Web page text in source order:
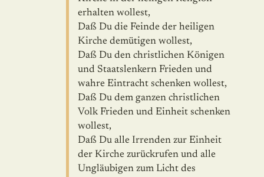
erhalten wollest,
Daß Du die Feinde der heiligen
Kirche demütigen wollest,
Daß Du den christlichen Königen
und Staatslenkern Frieden und
wahre Eintracht schenken wollest,
Daß Du dem ganzen christlichen
Volk Frieden und Einheit schenken
wollest,
Daß Du alle Irrenden zur Einheit
der Kirche zurückrufen und alle
Ungläubigen zum Licht des